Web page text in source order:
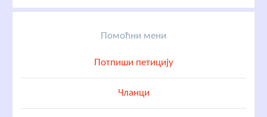
Помоћни мени
Потпиши петицију
Чланци